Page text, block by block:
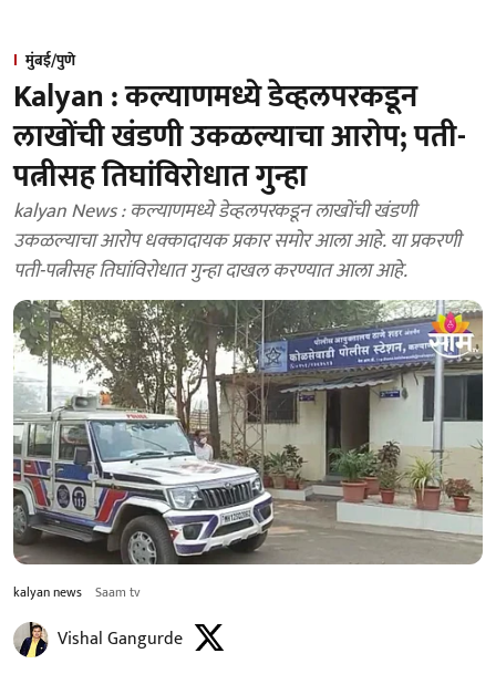
मुंबई/पुणे
Kalyan : कल्याणमध्ये डेव्हलपरकडून
लाखोंची खंडणी उकळल्याचा आरोप; पती-
पत्नीसह तिघांविरोधात गुन्हा
kalyan News : कल्याणमध्ये डेव्हलपरकडून लाखोंची खंडणी
उकळल्याचा आरोप धक्कादायक प्रकार समोर आला आहे. या प्रकरणी
पती-पत्नीसह तिघांविरोधात गुन्हा दाखल करण्यात आला आहे.
kalyan news Saam tv
Vishal Gangurde